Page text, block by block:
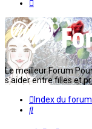
Le meilleur Forum
s'aider entre filles et
Index du forum
Rechercher